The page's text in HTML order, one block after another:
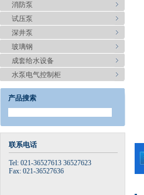
消防泵
试压泵
深井泵
玻璃钢
成套给水设备
水泵电气控制柜
产品搜索
联系电话
Tel: 021-36527613 36527623
Fax: 021-36527636